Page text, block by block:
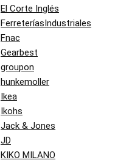
El Corte Inglés
FerreteríasIndustriales
Fnac
Gearbest
groupon
hunkemoller
Ikea
Ikohs
Jack & Jones
JD
KIKO MILANO